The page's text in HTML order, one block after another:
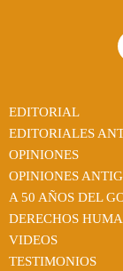
EDITORIAL
EDITORIALES
OPINIONES
OPINIONES
A 50 AÑOS DEL
DERECHOS
VIDEOS
TESTIMONIOS